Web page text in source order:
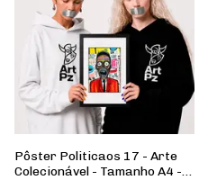
Pôster Politicaos 17 - Arte
Colecionável - Tamanho A4 -